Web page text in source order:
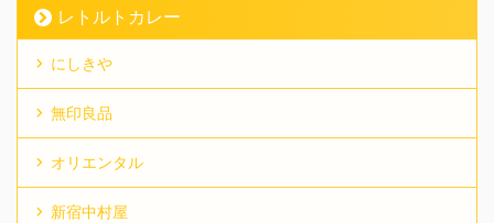
レトルトカレー
にしきや
無印良品
オリエンタル
新宿中村屋